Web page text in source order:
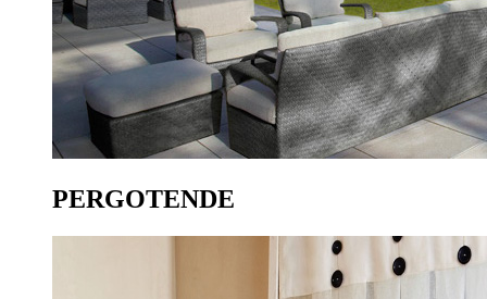
PERGOTENDE